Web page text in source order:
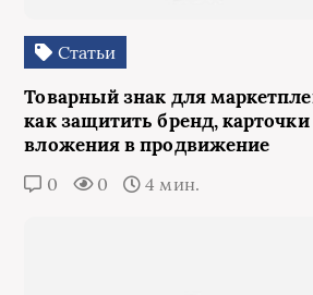
Статьи
Товарный знак для
как защитить бренд,
вложения в продвижение
0 0 4 мин.